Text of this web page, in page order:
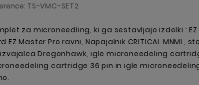
TS-VMC-SET2
za microneedling, ki ga sestavljajo izdelki : EZ
EZ Master Pro ravni, Napajalnik CRITICAL MNML,
Dregonhawk, igle microneedeling
cartridge 36 pin in igle